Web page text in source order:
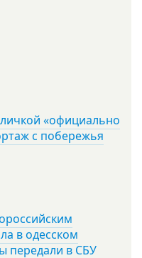
«официально
с побережья
в одесском
передали в СБУ